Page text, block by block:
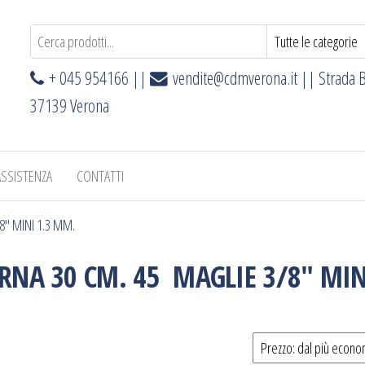
+ 045 954166 || vendite@cdmverona.it || Strada
37139 Verona
CONTATTI
MINI 1.3 MM.
30 CM. 45 MAGLIE 3/8"